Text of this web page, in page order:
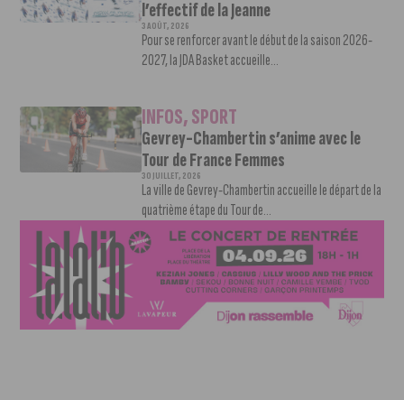
l’effectif de la Jeanne
3 AOÛT, 2026
Pour se renforcer avant le début de la saison 2026-
2027, la JDA Basket accueille...
INFOS,SPORT
Gevrey-Chambertin s’anime avec le
Tour de France Femmes
30 JUILLET, 2026
La ville de Gevrey-Chambertin accueille le départ de la
quatrième étape du Tour de...